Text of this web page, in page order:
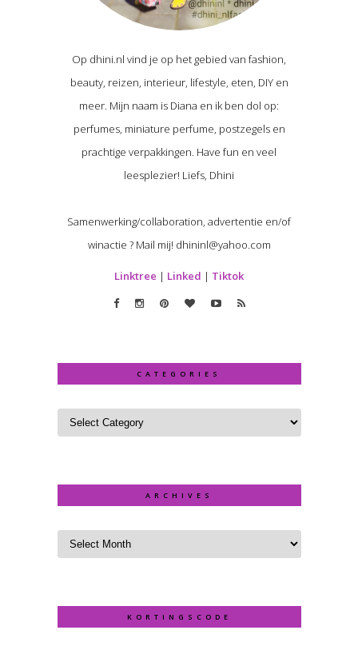
Op dhini.nl vind je op het gebied van fashion,
beauty, reizen, interieur, lifestyle, eten, DIY en
meer. Mijn naam is Diana en ik ben dol op:
perfumes, miniature perfume, postzegels en
prachtige verpakkingen. Have fun en veel
leesplezier! Liefs, Dhini
Samenwerking/collaboration, advertentie en/of
winactie ? Mail mij! dhininl@yahoo.com
Linktree | Linked | Tiktok
CATEGORIES
ARCHIVES
KORTINGSCODE